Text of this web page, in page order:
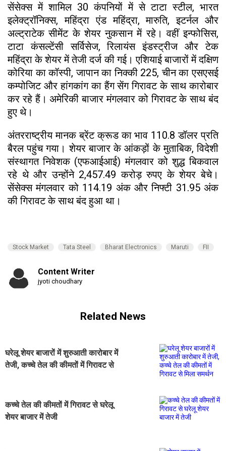
सेंसेक्स में शामिल 30 कंपनियों में से टाटा स्टील, भारत
इलेक्ट्रॉनिक्स, महिंद्रा एंड महिंद्रा, मारुति, इटर्नल और
अल्ट्राटेक सीमेंट के शेयर नुकसान में रहे। वहीं इन्फोसिस,
टाटा कंसल्टेंसी सर्विसेज, रिलायंस इंडस्ट्रीज और टेक
महिंद्रा के शेयर में तेजी दर्ज की गई। एशियाई बाजारों में दक्षिण
कोरिया का कॉस्पी, जापान का निक्की 225, चीन का एसएसई
कम्पोजिट और हांगकांग का हैंग सेंग गिरावट के साथ कारोबार
कर रहे हैं। अमेरिकी बाजार मंगलवार को गिरावट के साथ बंद
हुए थे।
अंतरराष्ट्रीय मानक ब्रेंट क्रूड का भाव 110.8 डॉलर प्रति
बैरल पहुंच गया। शेयर बाजार के आंकड़ों के मुताबिक, विदेशी
संस्थागत निवेशक (एफआईआई) मंगलवार को शुद्ध बिकवाल
रहे थे और उन्होंने 2,457.49 करोड़ रुपए के शेयर बेचे।
सेंसेक्स मंगलवार को 114.19 अंक और निफ्टी 31.95 अंक
की गिरावट के साथ बंद हुआ था।
Stock Market Tata Steel Bharat Electronics Maruti FII
Content Writer
jyoti choudhary
Related News
घरेलू शेयर बाजारों में शुरुआती कारोबार में
तेजी, कच्चे तेल की कीमतों में गिरावट से
कच्चे तेल की कीमतों में गिरावट से घरेलू
शेयर बाजार में तेजी